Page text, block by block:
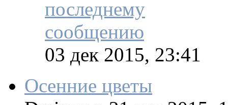
03 дек 2015, 23:41
Осенние цветы